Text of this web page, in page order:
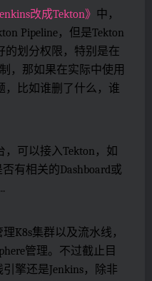
改成Tekton》 中，
Pipeline，但是Tekton
的划分权限，特别是在
，那如果在实际中使用
，比如谁删了什么，谁
可以接入Tekton，如
有相关的Dashboard或
K8s集群以及流水线，
管理。不过截止目
擎还是Jenkins，除非